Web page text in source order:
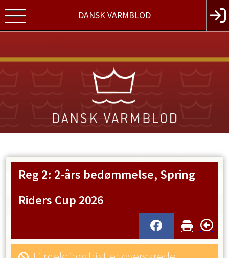
DANSK VARMBLOD
Reg 2: 2-års bedømmelse, Spring
Riders Cup 2026